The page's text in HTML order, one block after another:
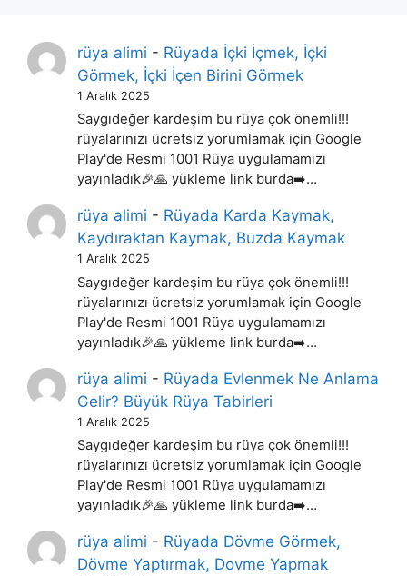
rüya alimi - Rüyada İçki İçmek, İçki
Görmek, İçki İçen Birini Görmek
1 Aralık 2025
Saygıdeğer kardeşim bu rüya çok önemli!!!
rüyalarınızı ücretsiz yorumlamak için Google
Play'de Resmi 1001 Rüya uygulamamızı
yayınladık🎉🙏 yükleme link burda➡️…
rüya alimi - Rüyada Karda Kaymak,
Kaydıraktan Kaymak, Buzda Kaymak
1 Aralık 2025
Saygıdeğer kardeşim bu rüya çok önemli!!!
rüyalarınızı ücretsiz yorumlamak için Google
Play'de Resmi 1001 Rüya uygulamamızı
yayınladık🎉🙏 yükleme link burda➡️…
rüya alimi - Rüyada Evlenmek Ne Anlama
Gelir? Büyük Rüya Tabirleri
1 Aralık 2025
Saygıdeğer kardeşim bu rüya çok önemli!!!
rüyalarınızı ücretsiz yorumlamak için Google
Play'de Resmi 1001 Rüya uygulamamızı
yayınladık🎉🙏 yükleme link burda➡️…
rüya alimi - Rüyada Dövme Görmek,
Dövme Yaptırmak, Dovme Yapmak